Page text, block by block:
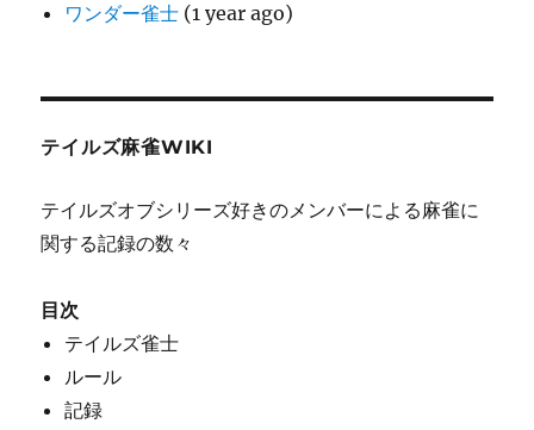
ワンダー雀士 (1 year ago)
テイルズ麻雀WIKI
テイルズオブシリーズ好きのメンバーによる麻雀に
関する記録の数々
目次
テイルズ雀士
ルール
記録